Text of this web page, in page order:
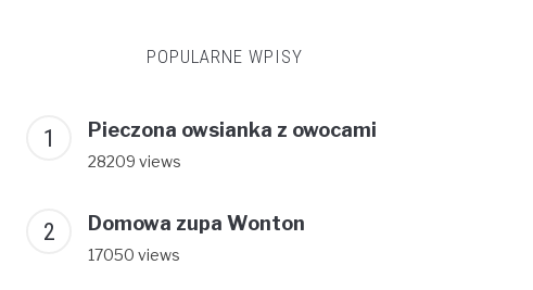
POPULARNE WPISY
Pieczona owsianka z owocami
28209 views
Domowa zupa Wonton
17050 views